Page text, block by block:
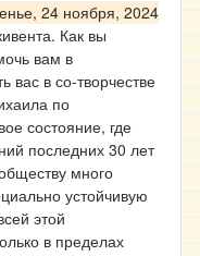
24 ноября, 2024
Как вы
вам в
вас в со-творчестве
по
состояние, где
последних 30 лет
много
устойчивую
этой
в пределах